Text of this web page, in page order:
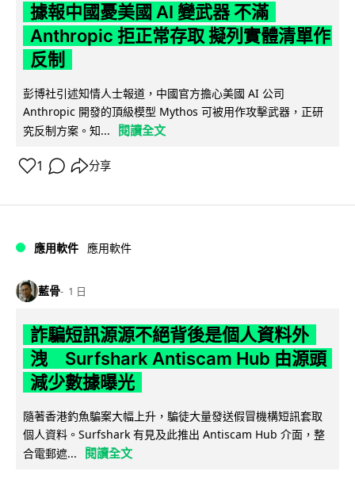
據報中國憂美國 AI 變武器 不滿
Anthropic 拒正常存取 擬列實體清單作
反制
彭博社引述知情人士報道，中國官方擔心美國 AI 公司
Anthropic 開發的頂級模型 Mythos 可被用作攻擊武器，正研
究反制方案。知...
閱讀全文
1 分享
應用軟件 應用軟件
藍骨 1 日
詐騙短訊源源不絕背後是個人資料外
洩 Surfshark Antiscam Hub 由源頭
減少數據曝光
隨著香港釣魚騙案大幅上升，騙徒大量發送假冒機構短訊套取
個人資料。Surfshark 有見及此推出 Antiscam Hub 介面，整
合電郵遮...
閱讀全文